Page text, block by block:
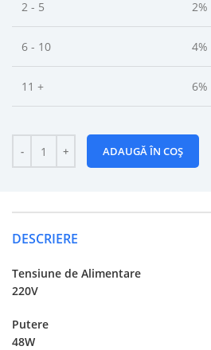
2 - 5 2%
6 - 10 4%
11 + 6%
ADAUGĂ ÎN COȘ
DESCRIERE
Tensiune de Alimentare
220V
Putere
48W